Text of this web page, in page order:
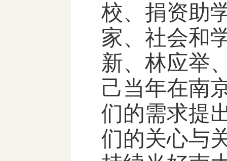
校、捐资助
家、社会和
新、林应举
己当年在南
们的需求提
们的关心与